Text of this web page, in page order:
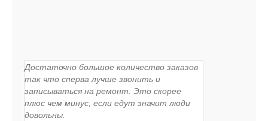
Достаточно большое количество заказов
так что сперва лучше звонить и
записываться на ремонт. Это скорее
плюс чем минус, если едут значит люди
довольны.